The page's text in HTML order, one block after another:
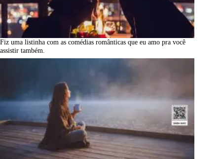
Fiz uma listinha com as comédias românticas que eu amo pra você
assistir também.